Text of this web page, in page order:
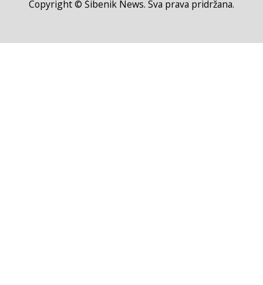
Copyright © Šibenik News. Sva prava pridržana.